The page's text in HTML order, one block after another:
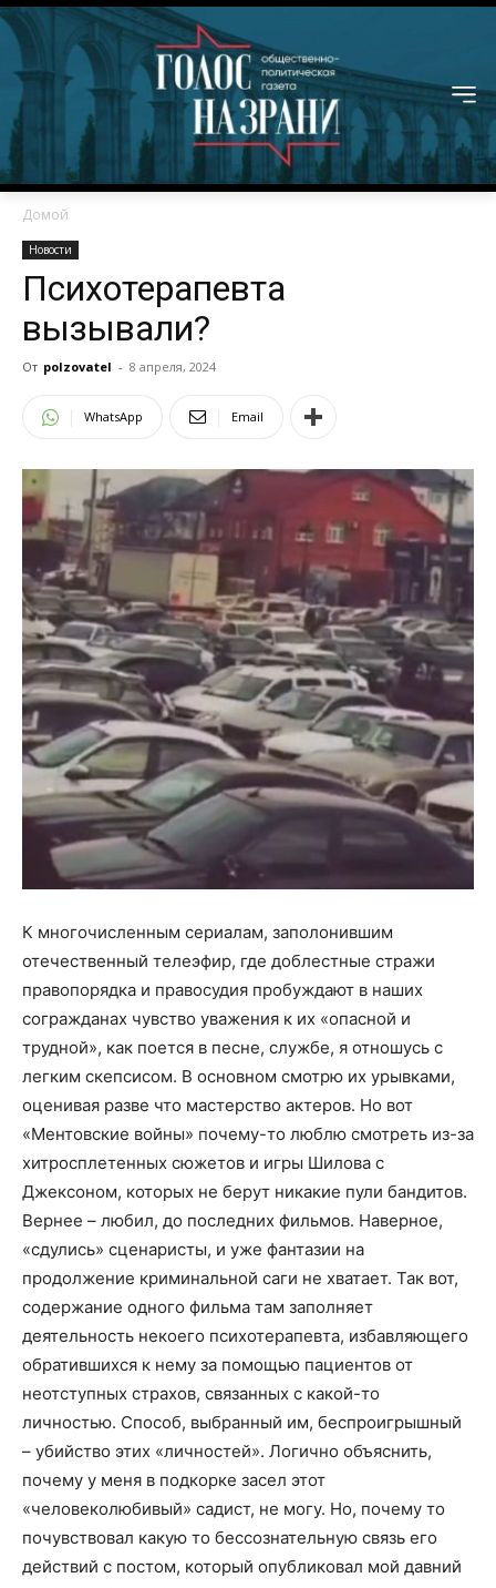
Домой
Новости
Психотерапевта
вызывали?
От polzovatel - 8 апреля, 2024
WhatsApp Email
К многочисленным сериалам, заполонившим
отечественный телеэфир, где доблестные стражи
правопорядка и правосудия пробуждают в наших
согражданах чувство уважения к их «опасной и
трудной», как поется в песне, службе, я отношусь с
легким скепсисом. В основном смотрю их урывками,
оценивая разве что мастерство актеров. Но вот
«Ментовские войны» почему-то люблю смотреть из-за
хитросплетенных сюжетов и игры Шилова с
Джексоном, которых не берут никакие пули бандитов.
Вернее – любил, до последних фильмов. Наверное,
«сдулись» сценаристы, и уже фантазии на
продолжение криминальной саги не хватает. Так вот,
содержание одного фильма там заполняет
деятельность некоего психотерапевта, избавляющего
обратившихся к нему за помощью пациентов от
неотступных страхов, связанных с какой-то
личностью. Способ, выбранный им, беспроигрышный
– убийство этих «личностей». Логично объяснить,
почему у меня в подкорке засел этот
«человеколюбивый» садист, не могу. Но, почему то
почувствовал какую то бессознательную связь его
действий с постом, который опубликовал мой давний